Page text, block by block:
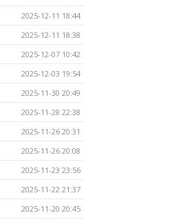
2025-12-11 18:44
2025-12-11 18:38
2025-12-07 10:42
2025-12-03 19:54
2025-11-30 20:49
2025-11-28 22:38
2025-11-26 20:31
2025-11-26 20:08
2025-11-23 23:56
2025-11-22 21:37
2025-11-20 20:45